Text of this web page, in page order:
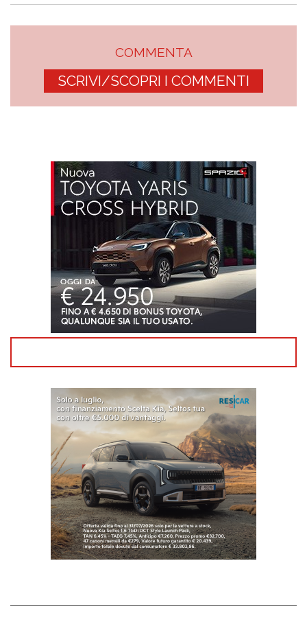
COMMENTA
SCRIVI/SCOPRI I COMMENTI